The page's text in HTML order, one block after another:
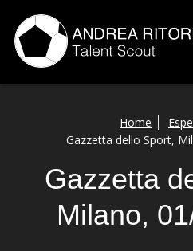
Servizi
Esperienze
Home
Gazzetta dello Sport,
Gazzetta
Milano,